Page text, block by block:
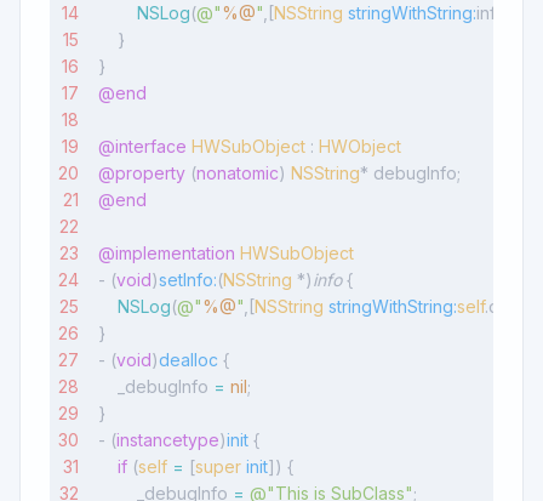
        NSLog
(@"%@" ,[NSString stringWithString:info]);
    }
}
@end
@interface HWSubObject : HWObject
@property (nonatomic) NSString* debugInfo;
@end
@implementation HWSubObject
- (void)setInfo:(NSString *)info {
    NSLog
(@"%@" ,[NSString stringWithString:self
}
- (void)dealloc {
    _debugInfo
= nil;
}
- (instancetype)init {
    if
(self = [super init]) {
        _debugInfo
= @"This is SubClass";